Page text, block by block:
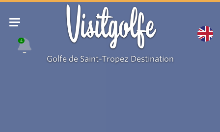
4 Visitgolfe
Golfe de Saint-Tropez Destination